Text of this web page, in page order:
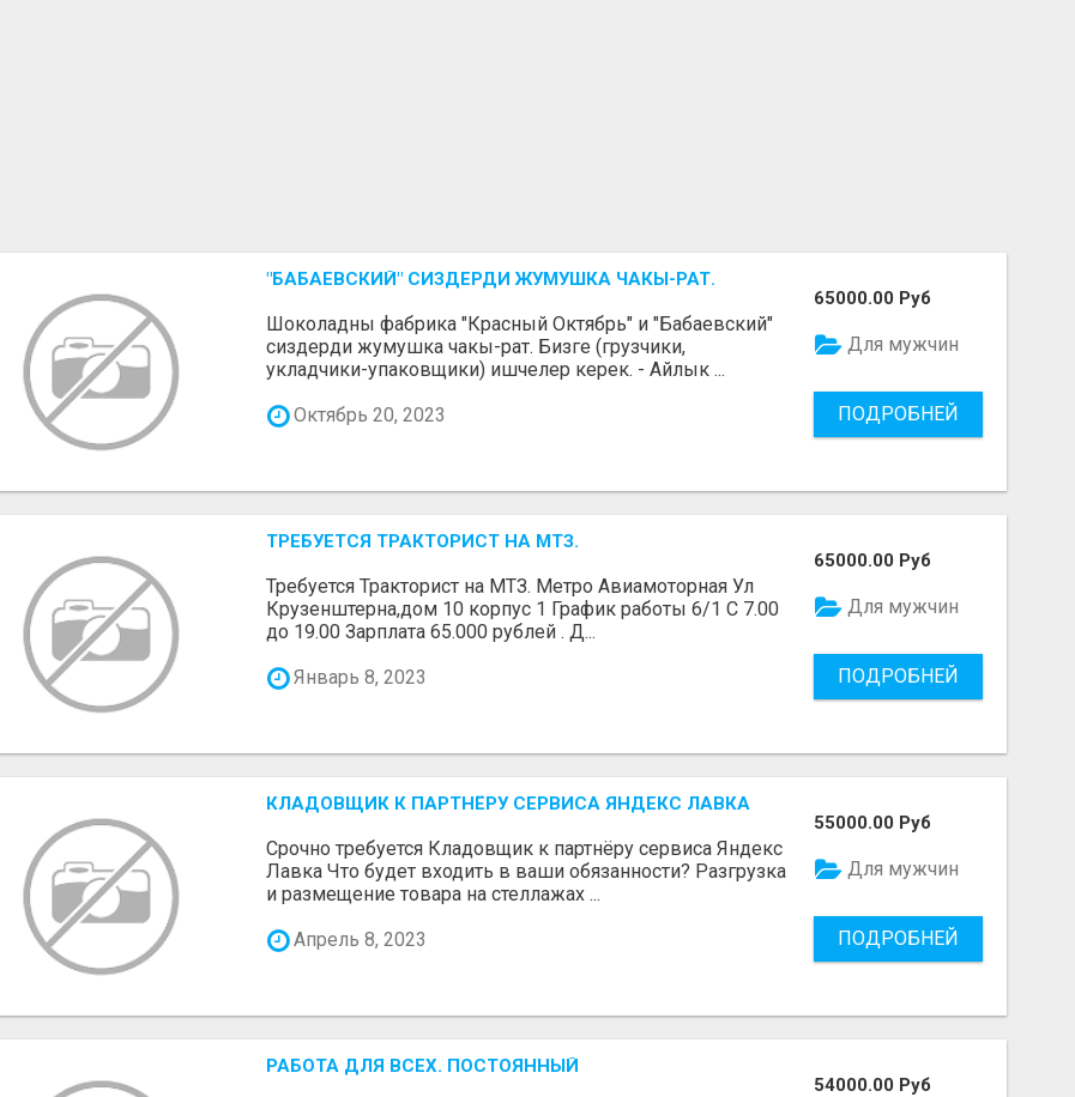
"БАБАЕВСКИЙ" СИЗДЕРДИ ЖУМУШКА ЧАКЫ-РАТ.
Шоколадны фабрика "Красный Октябрь" и "Бабаевский"
сиздерди жумушка чакы-рат. Бизге (грузчики,
укладчики-упаковщики) ишчелер керек. - Айлык ...
Октябрь 20, 2023
65000.00 Руб
Для мужчин
ПОДРОБНЕЙ
ТРЕБУЕТСЯ ТРАКТОРИСТ НА МТЗ.
Требуется Тракторист на МТЗ. Метро Авиамоторная Ул
Крузенштерна,дом 10 корпус 1 График работы 6/1 С 7.00
до 19.00 Зарплата 65.000 рублей . Д...
Январь 8, 2023
65000.00 Руб
Для мужчин
ПОДРОБНЕЙ
КЛАДОВЩИК К ПАРТНЁРУ СЕРВИСА ЯНДЕКС ЛАВКА
Срочно требуется Кладовщик к партнёру сервиса Яндекс
Лавка Что будет входить в ваши обязанности? Разгрузка
и размещение товара на стеллажах ...
Апрель 8, 2023
55000.00 Руб
Для мужчин
ПОДРОБНЕЙ
РАБОТА ДЛЯ ВСЕХ. ПОСТОЯННЫЙ
54000.00 Руб